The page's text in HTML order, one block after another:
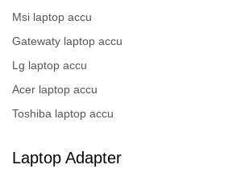
Msi laptop accu
Gatewaty laptop accu
Lg laptop accu
Acer laptop accu
Toshiba laptop accu
Laptop Adapter